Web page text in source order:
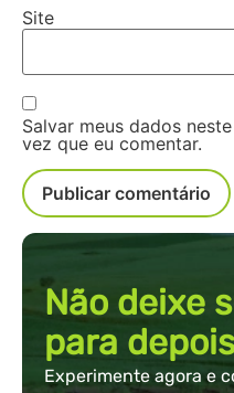
Site
Salvar meus dados
vez que eu comentar.
Não deixe
para depois
Experimente agora e